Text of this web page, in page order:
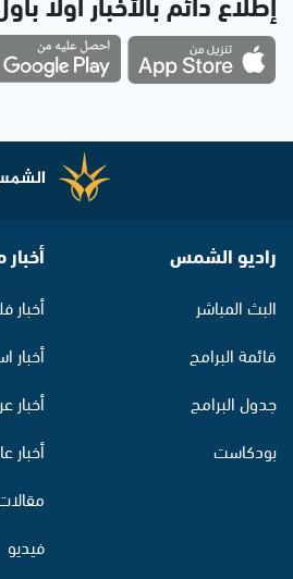
راديو الشمس
البث المباشر
قائمة البرامج
جدول البرامج
بودكاست
أخبار
أخبار
أخبار
أخبار
فيديو